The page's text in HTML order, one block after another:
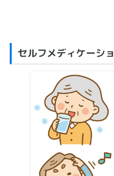
セルフメディケーシ